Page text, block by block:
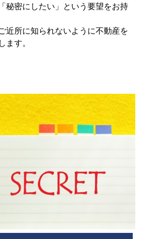
秘密にしたい」という要望をお持
近所に知られないように不動産を
す。